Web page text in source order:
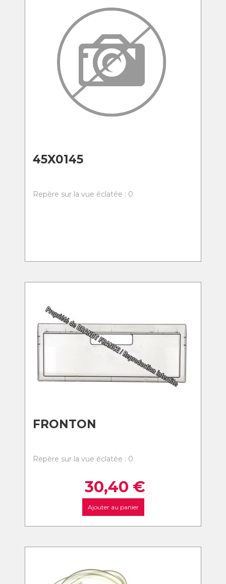
45X0145
Repère sur la vue éclatée : 0
FRONTON
Repère sur la vue éclatée : 0
30,40 €
Ajouter au panier